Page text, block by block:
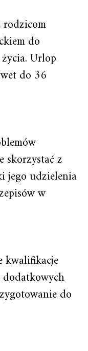
do
Urlop
do 36
skorzystać z
jego udzielenia
w
kwalifikacje
dodatkowych
do